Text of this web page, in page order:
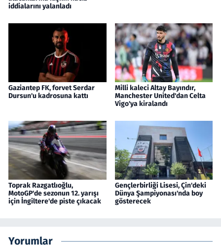
iddialarını yalanladı
Gaziantep FK, forvet Serdar
Dursun'u kadrosuna kattı
Milli kaleci Altay Bayındır,
Manchester United'dan Celta
Vigo'ya kiralandı
Toprak Razgatlıoğlu,
MotoGP'de sezonun 12. yarışı
için İngiltere'de piste çıkacak
Gençlerbirliği Lisesi, Çin'deki
Dünya Şampiyonası'nda boy
gösterecek
Yorumlar